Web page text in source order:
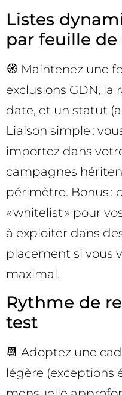
Listes
par feuille de
🧭 Maintenez une
exclusions GDN, la
date, et un statut
Liaison simple :
importez dans
campagnes
périmètre. Bonus :
« whitelist » pour
à exploiter dans
placement si vous
maximal.
Rythme de
test
📆 Adoptez une
légère (exceptions